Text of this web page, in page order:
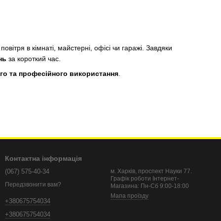
в кімнаті, майстерні, офісі чи гаражі. Завдяки
за короткий час.
та професійного використання.
Контактна інформація
(067) 575-40-34
Передзвонити вам?
+380675754034
+380675754034
м. Харків, проспект Науки 77.
Графік роботи Інтернет-
Магазина: Пн-Сб 9:00-18:00
Мапа проїзду